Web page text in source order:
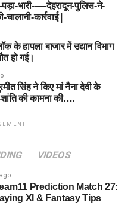
भारी-—-देहरादून-पुलिस-ने-
कार्रवाई |
के हापला बाजार में उद्यान विभाग
हो गई।
सिंह ने किए मां नैना देवी के
की कामना की….
VIDEOS
Prediction Match 27:
XI & Fantasy Tips